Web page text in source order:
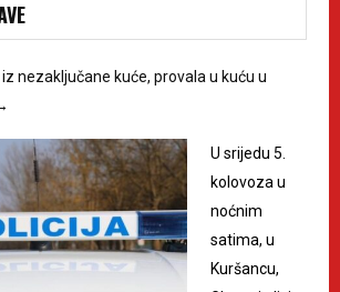
nezaključane kuće, provala u kuću u
U srijedu 5.
kolovoza u
noćnim
satima, u
Kuršancu,